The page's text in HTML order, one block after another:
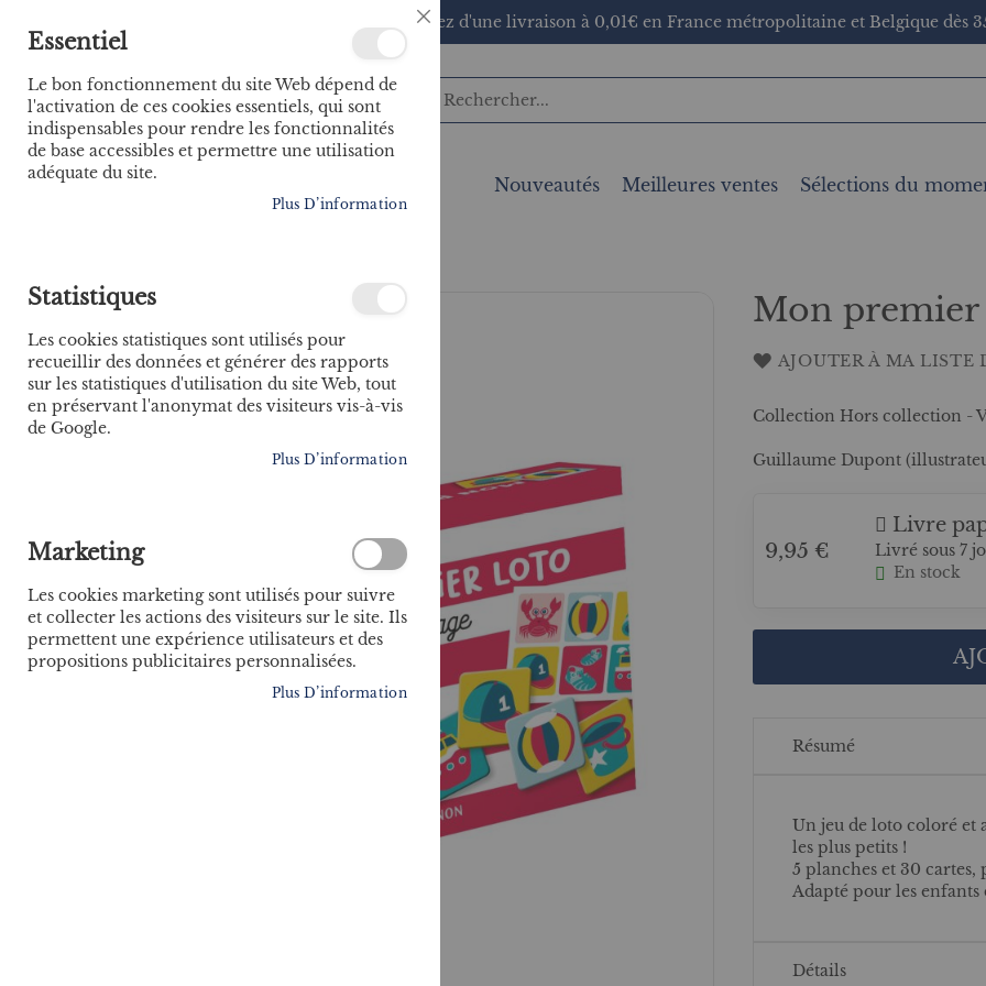
🚚 Bénéficiez d'une livraison à 0,01€ en France métropolitaine et Belgique dès
Nouveautés Meilleures ventes Sélections du
Skip
the
end
of
the
images
Mon premier
AJOUTER À MA LISTE
Collection Hors collection -
Guillaume Dupont
9,95 €
Livre
Livré sous 7
En stock
Résumé
Un jeu de loto coloré et
les plus petits !
5 planches et 30 cartes,
Adapté pour les enfants
Détails
Close
Cookie
Essentiel
Le bon fonctionnement du site Web dépend de
l'activation de ces cookies essentiels, qui sont
indispensables pour rendre les fonctionnalités
de base accessibles et permettre une utilisation
adéquate du site.
Plus D’information
Statistiques
Les cookies statistiques sont utilisés pour
recueillir des données et générer des rapports
sur les statistiques d'utilisation du site Web, tout
en préservant l'anonymat des visiteurs vis-à-vis
de Google.
Plus D’information
Marketing
Les cookies marketing sont utilisés pour suivre
et collecter les actions des visiteurs sur le site. Ils
permettent une expérience utilisateurs et des
propositions publicitaires personnalisées.
Plus D’information